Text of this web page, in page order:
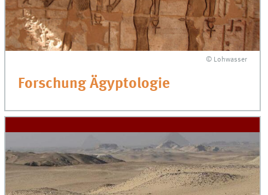
© Lohwasser
Forschung Ägyptologie